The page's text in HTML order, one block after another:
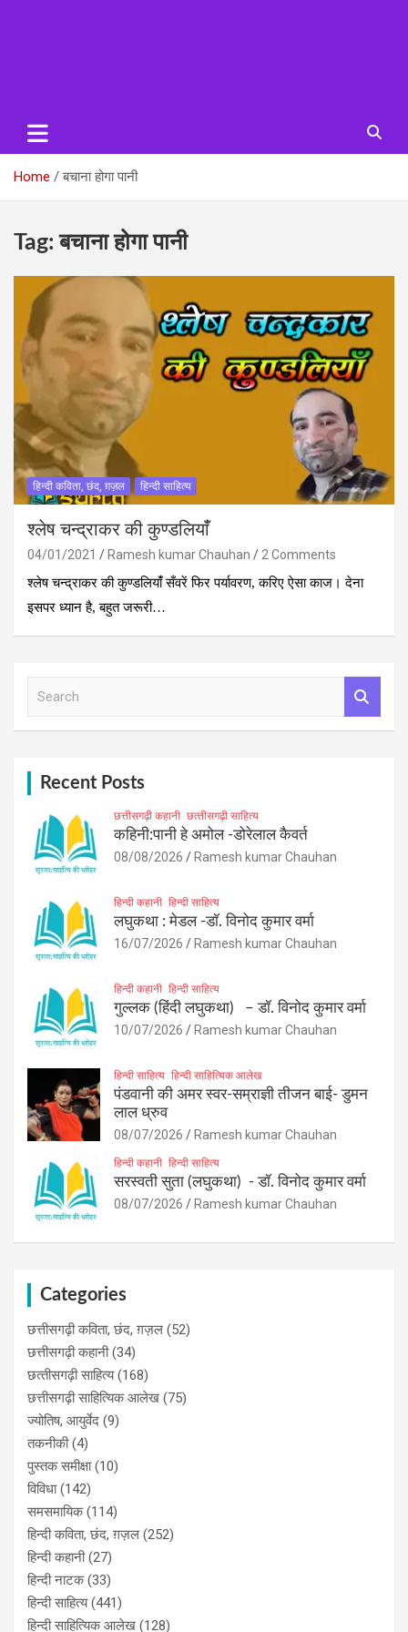
Home बचाना होगा पानी
Tag:बचाना होगा पानी
हिन्दी कविता, छंद, ग़ज़ल हिन्दी साहित्य
श्‍लेष चन्‍द्राकर की कुण्डलियांँ
04/01/2021 Ramesh kumar Chauhan
2 Comments
श्‍लेष चन्‍द्राकर की कुण्डलियांँ सँवरें फिर पर्यावरण, करिए ऐसा काज। देना
इसपर ध्यान है, बहुत जरूरी…
Recent Posts
छत्तीसगढ़ी कहानी छत्‍तीसगढ़ी साहित्‍य
कहिनी:पानी हे अमोल -डोरेलाल कैवर्त
08/08/2026 Ramesh kumar Chauhan
हिन्दी कहानी हिन्दी साहित्य
लघुकथा : मेडल -डॉ. विनोद कुमार वर्मा
16/07/2026 Ramesh kumar Chauhan
हिन्दी कहानी हिन्दी साहित्य
गुल्लक (हिंदी लघुकथा) – डॉ. विनोद कुमार वर्मा
10/07/2026 Ramesh kumar Chauhan
हिन्दी साहित्य हिन्दी साहित्यिक आलेख
पंडवानी की अमर स्वर-सम्राज्ञी तीजन बाई- डुमन
लाल ध्रुव
08/07/2026 Ramesh kumar Chauhan
हिन्दी कहानी हिन्दी साहित्य
सरस्वती सुता (लघुकथा) ​- डॉ. विनोद कुमार वर्मा
08/07/2026 Ramesh kumar Chauhan
Categories
छत्तीसगढ़ी कविता, छंद, ग़ज़ल (52)
छत्तीसगढ़ी कहानी(34)
छत्‍तीसगढ़ी साहित्‍य(168)
छत्तीसगढ़ी साहित्यिक आलेख (75)
ज्योतिष, आयुर्वेद (9)
तकनीकी(4)
पुस्‍तक समीक्षा(10)
विविधा(142)
समसमायिक(114)
हिन्दी कविता, छंद, ग़ज़ल (252)
हिन्दी कहानी(27)
हिन्‍दी नाटक(33)
हिन्दी साहित्य(441)
हिन्दी साहित्यिक आलेख (128)